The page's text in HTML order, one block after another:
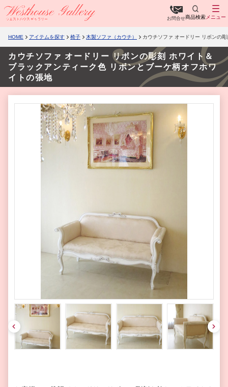
お問合せ商品検索 メニュー
HOME アイテムを探す 椅子 木製ソファ（カウチ） カウチソファ オードリー リボンの
カウチソファ オードリー リボンの彫刻 ホワイト＆
ブラックアンティーク色 リボンとブーケ柄オフホワ
イトの張地
pre
v
nex
t